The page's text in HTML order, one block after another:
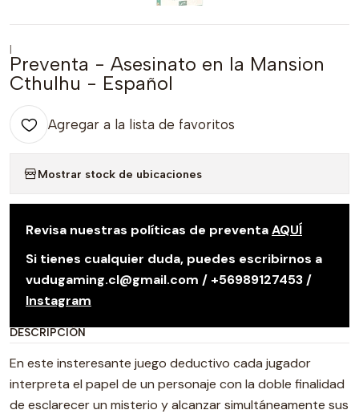
|
Preventa - Asesinato en la Mansion
Cthulhu - Español
Agregar a la lista de favoritos
Mostrar stock de ubicaciones
Revisa nuestras políticas de preventaAQUÍ
Si tienes cualquier duda, puedes escribirnos a
vudugaming.cl@gmail.com / +56989127453 /
Instagram
DESCRIPCIÓN
En este insteresante juego deductivo cada jugador
interpreta el papel de un personaje con la doble finalidad
de esclarecer un misterio y alcanzar simultáneamente sus